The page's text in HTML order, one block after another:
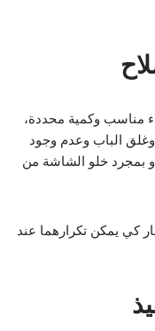
مناسب وكمية محددة،
الباب وعدم وجود
بمجرد خلو الشاشة من
كي يمكن تكرارهما عند